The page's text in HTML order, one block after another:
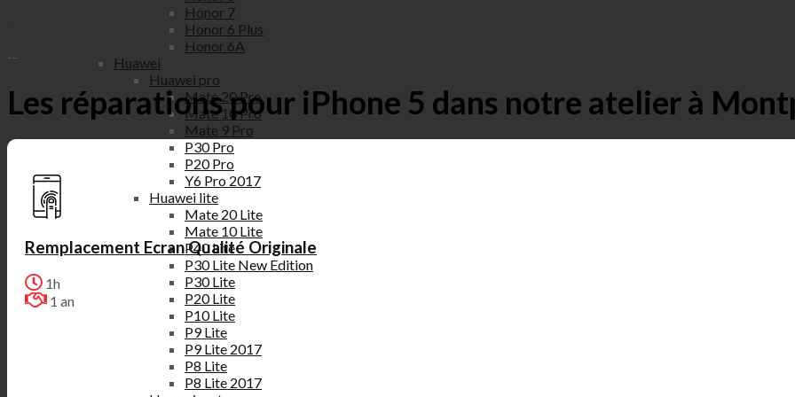
Honor 7
Honor 6 Plus
Honor 6A
Huawei
Huawei pro
Mate 20 Pro
Mate 10 Pro
Mate 9 Pro
P30 Pro
P20 Pro
Y6 Pro 2017
Huawei lite
Mate 20 Lite
Mate 10 Lite
P40 Lite
P30 Lite New Edition
P30 Lite
P20 Lite
P10 Lite
P9 Lite
P9 Lite 2017
P8 Lite
P8 Lite 2017
--
Les réparations pour iPhone 5 dans notre atelier à
Remplacement Ecran Qualité Originale
1h
1 an